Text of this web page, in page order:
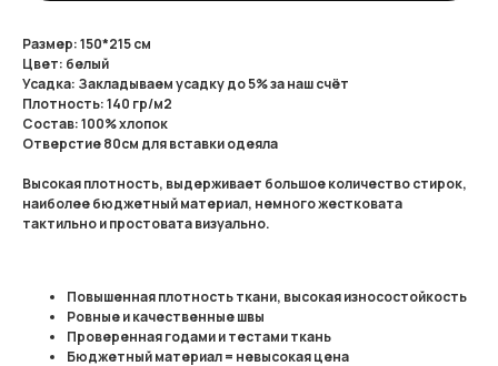
Размер: 150*215 см
Цвет: белый
Усадка: Закладываем усадку до 5% за наш счёт
Плотность: 140 гр/м2
Состав: 100% хлопок
Отверстие 80см для вставки одеяла
Высокая плотность, выдерживает большое количество стирок,
наиболее бюджетный материал, немного жестковата
тактильно и простовата визуально.
Повышенная плотность ткани, высокая износостойкость
Ровные и качественные швы
Проверенная годами и тестами ткань
Бюджетный материал = невысокая цена